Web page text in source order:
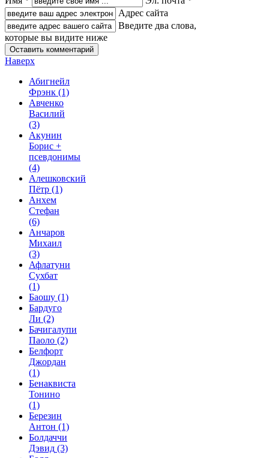
Адрес сайта
Введите два слова,
которые вы видите ниже
Наверх
Абигнейл
Фрэнк (1)
Авченко
Василий
(3)
Акунин
Борис +
псевдонимы
(4)
Алешковский
Пётр (1)
Анхем
Стефан
(6)
Анчаров
Михаил
(3)
Афлатуни
Сухбат
(1)
Баошу (1)
Бардуго
Ли (2)
Бачигалупи
Паоло (2)
Белфорт
Джордан
(1)
Бенаквиста
Тонино
(1)
Березин
Антон (1)
Болдаччи
Дэвид (3)